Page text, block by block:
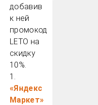
добавив
к ней
промокод
LETO на
скидку
10%.
1.
«Яндекс
Маркет»